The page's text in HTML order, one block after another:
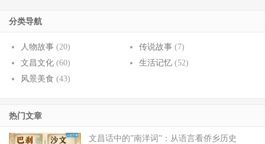
分类导航
人物故事 (20) 传说故事(7)
文昌文化 (60) 生活记忆(52)
风景美食 (43)
热门文章
文昌话中的”南洋词”：从语言看侨乡历史